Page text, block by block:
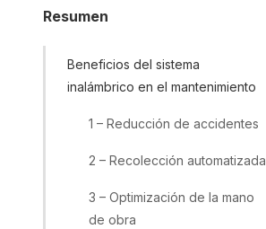
Resumen
Beneficios del sistema
inalámbrico en el mantenimiento
1 – Reducción de accidentes
2 – Recolección automatizada
3 – Optimización de la mano
de obra